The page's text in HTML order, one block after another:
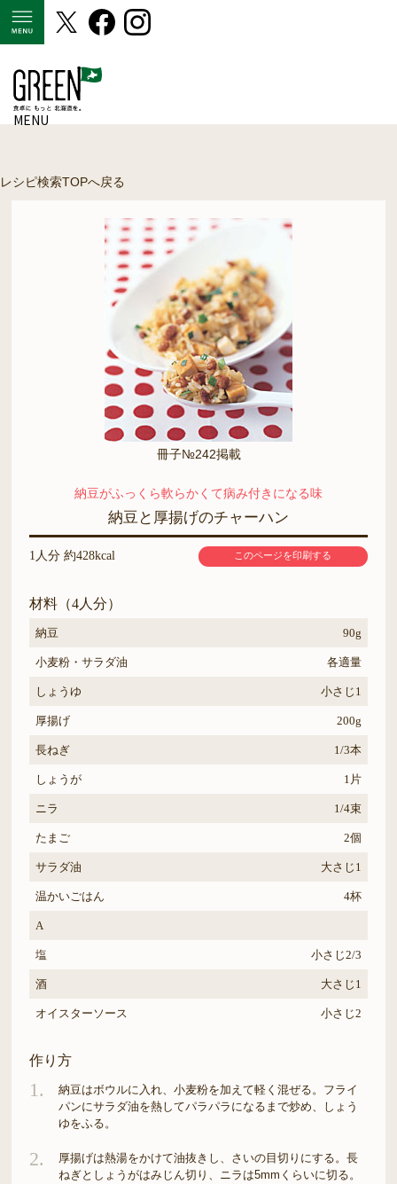
MENU
レシピ検索TOPへ戻る
冊子№242掲載
納豆がふっくら軟らかくて病み付きになる味
納豆と厚揚げのチャーハン
1人分 約428kcal このページを印刷する
材料（4人分）
納豆 90g
小麦粉・サラダ油 各適量
しょうゆ 小さじ1
厚揚げ 200g
長ねぎ 1/3本
しょうが 1片
ニラ 1/4束
たまご 2個
サラダ油 大さじ1
温かいごはん 4杯
A
塩 小さじ2/3
酒 大さじ1
オイスターソース 小さじ2
作り方
1.
納豆はボウルに入れ、小麦粉を加えて軽く混ぜる。フライ
パンにサラダ油を熱してパラパラになるまで炒め、しょう
ゆをふる。
2.
厚揚げは熱湯をかけて油抜きし、さいの目切りにする。長
ねぎとしょうがはみじん切り、ニラは5mmくらいに切る。